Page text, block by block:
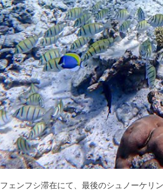
ェンフシ滞在にて、最後のシュノーケリ